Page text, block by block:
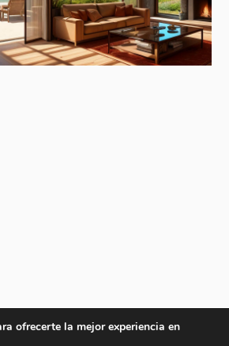
ofrecerte la mejor experiencia en